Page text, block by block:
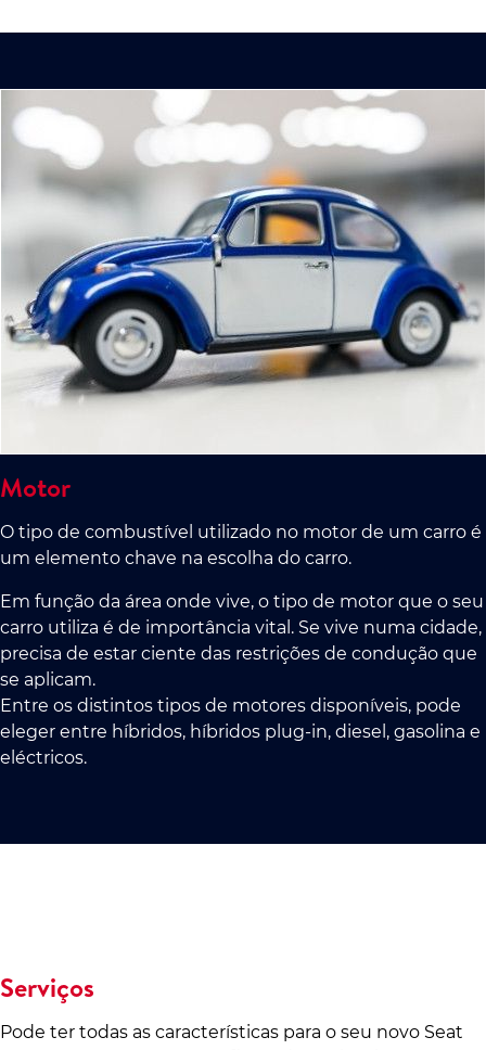
Motor
O tipo de combustível utilizado no motor de um carro é
um elemento chave na escolha do carro.
Em função da área onde vive, o tipo de motor que o seu
carro utiliza é de importância vital. Se vive numa cidade,
precisa de estar ciente das restrições de condução que
se aplicam.
Entre os distintos tipos de motores disponíveis, pode
eleger entre híbridos, híbridos plug-in, diesel, gasolina e
eléctricos.
Serviços
Pode ter todas as características para o seu novo Seat